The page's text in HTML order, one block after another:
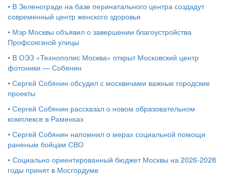
• В Зеленограде на базе перинатального центра создадут
современный центр женского здоровья
• Мэр Москвы объявил о завершении благоустройства
Профсоюзной улицы
• В ОЭЗ «Технополис Москва» открыт Московский центр
фотоники — Собянин
• Сергей Собянин обсудил с москвичами важные городские
проекты
• Сергей Собянин рассказал о новом образовательном
комплексе в Раменках
• Сергей Собянин напомнил о мерах социальной помощи
раненым бойцам СВО
• Социально ориентированный бюджет Москвы на 2026-2028
годы принят в Мосгордуме